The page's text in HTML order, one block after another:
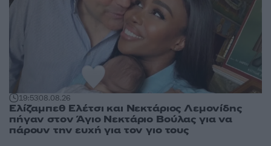
19:5308.08.26
Ελίζαμπεθ Ελέτσι και Νεκτάριος Λεμονίδης
πήγαν στον Άγιο Νεκτάριο Βούλας για να
πάρουν την ευχή για τον γιο τους